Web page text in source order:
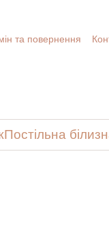
та повернення
Постільна